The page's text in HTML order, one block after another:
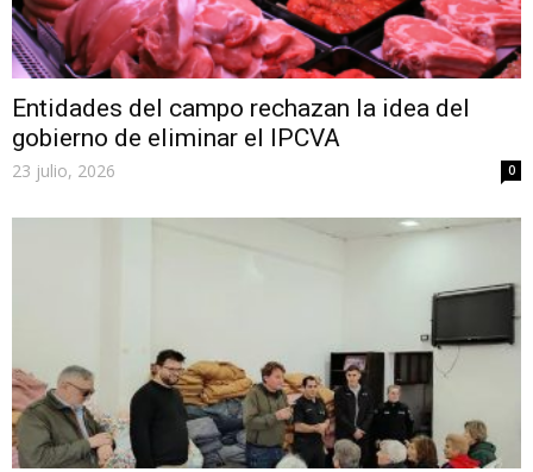
Entidades del campo rechazan la idea del
gobierno de eliminar el IPCVA
23 julio, 2026 0